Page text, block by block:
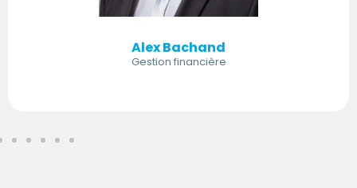
Alex Bachand
Gestion financière